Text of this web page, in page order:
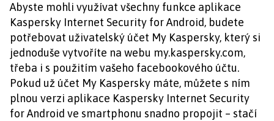
Abyste mohli využívat všechny funkce aplikace
Kaspersky Internet Security for Android, budete
potřebovat uživatelský účet My Kaspersky, který si
jednoduše vytvoříte na webu my.kaspersky.com,
třeba i s použitím vašeho facebookového účtu.
Pokud už účet My Kaspersky máte, můžete s ním
plnou verzi aplikace Kaspersky Internet Security
for Android ve smartphonu snadno propojit – stačí